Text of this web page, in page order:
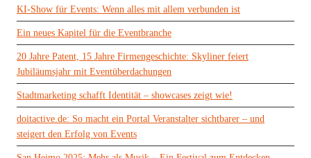
KI-Show für Events: Wenn alles mit allem verbunden ist
Ein neues Kapitel für die Eventbranche
20 Jahre Patent, 15 Jahre Firmengeschichte: Skyliner feiert
Jubiläumsjahr mit Eventüberdachungen
Stadtmarketing schafft Identität – showcases zeigt wie!
doitactive.de: So macht ein Portal Veranstalter sichtbarer – und
steigert den Erfolg von Events